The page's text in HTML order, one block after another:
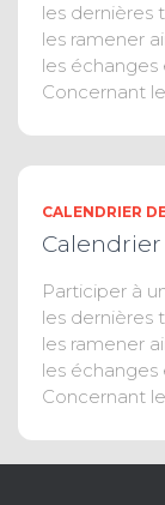
les dernières
les ramener
les échanges
Concernant
CALENDRIER
Calendrier
Participer à
les dernières
les ramener
les échanges
Concernant